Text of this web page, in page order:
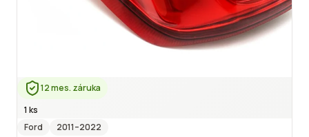
12 mes. záruka
1 ks
Ford
2011–2022